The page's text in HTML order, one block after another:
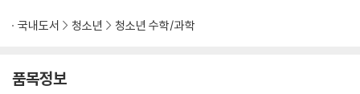
국내도서 청소년 청소년 수학/과학
품목정보